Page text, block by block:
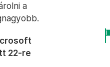
a
22-re